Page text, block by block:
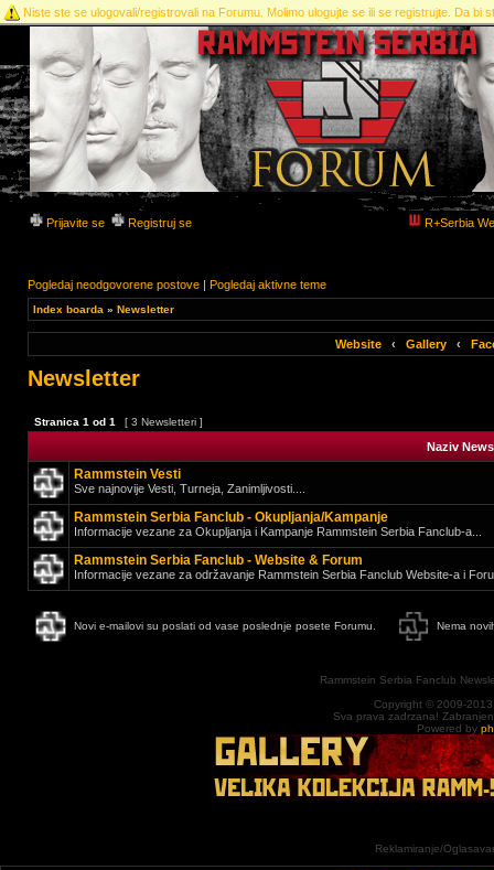
Niste ste se ulogovali/registrovali na Forumu. Molimo ulogujte se ili se registrujte. Da bi
Prijavite se Registruj se R+Serbia
Pogledaj neodgovorene postove | Pogledaj aktivne teme
Index boarda » Newsletter
Website ‹ Gallery ‹
Newsletter
Stranica 1 od 1 [ 3 Newsletteri ]
Naziv
Rammstein Vesti
Sve najnovije Vesti, Turneja, Zanimljivosti....
Rammstein Serbia Fanclub - Okupljanja/Kampanje
Informacije vezane za Okupljanja i Kampanje Rammstein Serbia Fanclub-a...
Rammstein Serbia Fanclub - Website & Forum
Informacije vezane za održavanje Rammstein Serbia Fanclub Website-a i
Novi e-mailovi su poslati od vase poslednje posete Forumu. Nema
Rammstein Serbia Fanclub
Copyright © 2009-
Sva prava zadrzana!
Powered by
Reklamiranje/